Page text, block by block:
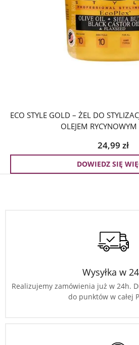
ECO STYLE GOLD – ŻEL DO
OLEJEM
24,99 zł
DOWIEDZ SIĘ
Wysyłka w
Realizujemy zamówienia już w 24h.
do punktów w całej